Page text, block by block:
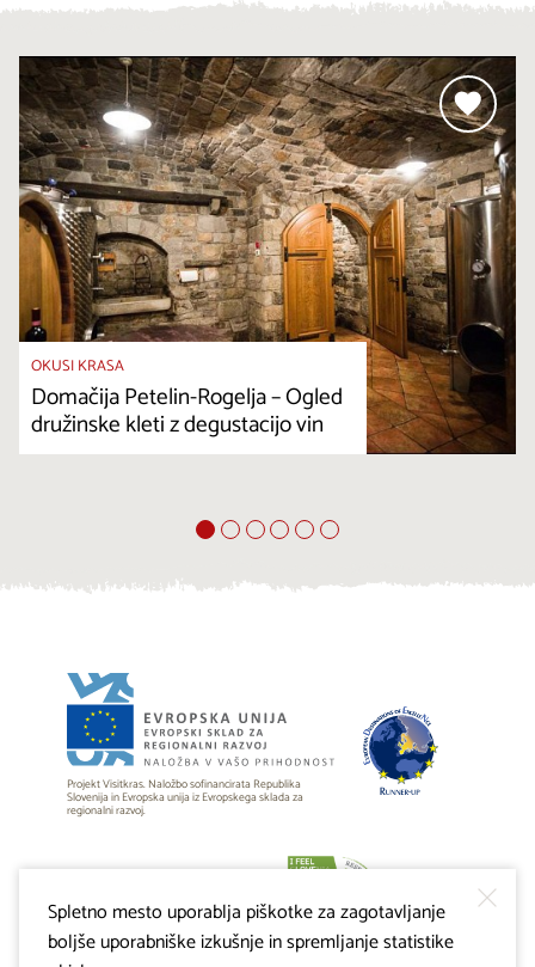
OKUSI KRASA
Domačija Petelin-Rogelja – Ogled
družinske kleti z degustacijo vin
Projekt Visitkras. Naložbo sofinancirata Republika
Slovenija in Evropska unija iz Evropskega sklada za
regionalni razvoj.
Spletno mesto uporablja piškotke za zagotavljanje
boljše uporabniške izkušnje in spremljanje statistike